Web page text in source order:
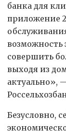
банка для
приложение
возможность
совершить
выходя из
актуально»,
Безусловно,